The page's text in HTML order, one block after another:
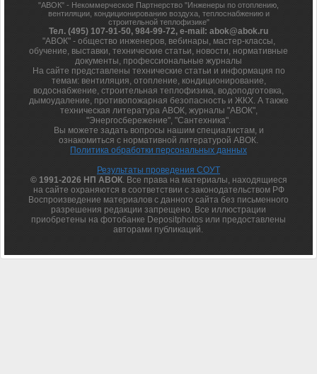
"АВОК" - Некоммерческое Партнерство "Инженеры по отоплению,
вентиляции, кондиционированию воздуха, теплоснабжению и
строительной теплофизике"
Тел. (495) 107-91-50, 984-99-72, e-mail: abok@abok.ru
"АВОК" - общество инженеров, вебинары, мастер-классы,
обучение, выставки, технические статьи, новости, нормативные
документы, профессиональные журналы
На сайте представлены технические статьи и информация по
темам: вентиляция, отопление, кондиционирование,
водоснабжение, строительная теплофизика, водоподготовка,
дымоудаление, противопожарная безопасность и ЖКХ. А также
техническая литература АВОК, журналы "АВОК",
"Энергосбережение", "Сантехника".
Вы можете задать вопросы нашим специалистам, и
ознакомиться с нормативной литературой АВОК.
Политика обработки персональных данных
Результаты проведения СОУТ
© 1991-2026 НП АВОК. Все права на материалы, находящиеся
на сайте охраняются в соответствии с законодательством РФ
Воспроизведение материалов с данного сайта без письменного
разрешения редакции запрещено. Все иллюстрации
приобретены на фотобанке Depositphotos или предоставлены
авторами публикаций.